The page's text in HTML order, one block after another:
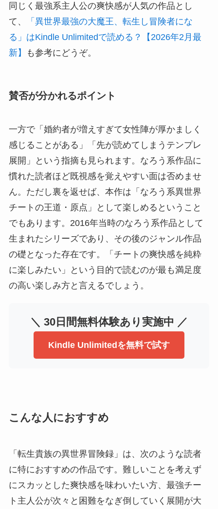
同じく最強系主人公の爽快感が人気の作品とし
て、
「異世界最強の大魔王、転生し冒険者にな
る」はKindle Unlimitedで読める？【2026年2月最
新】
も参考にどうぞ。
賛否が分かれるポイント
一方で「婚約者が増えすぎて女性陣が厚かましく
感じることがある」「先が読めてしまうテンプレ
展開」という指摘も見られます。なろう系作品に
慣れた読者ほど既視感を覚えやすい面は否めませ
ん。ただし裏を返せば、本作は「なろう系異世界
チートの王道・原点」として楽しめるということ
でもあります。2016年当時のなろう系作品として
生まれたシリーズであり、その後のジャンル作品
の礎となった存在です。「チートの爽快感を純粋
に楽しみたい」という目的で読むのが最も満足度
の高い楽しみ方と言えるでしょう。
＼ 30日間無料体験あり実施中 ／
Kindle Unlimitedを無料で試す
こんな人におすすめ
「転生貴族の異世界冒険録」は、次のような読者
に特におすすめの作品です。難しいことを考えず
にスカッとした爽快感を味わいたい方、最強チー
ト主人公が次々と困難をなぎ倒していく展開が大